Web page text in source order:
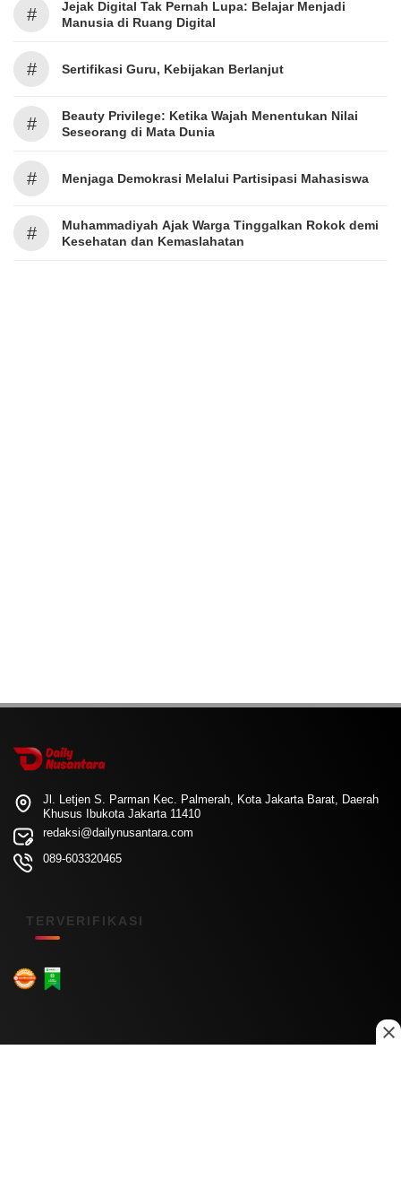
#
Jejak Digital Tak Pernah Lupa: Belajar Menjadi
Manusia di Ruang Digital
# Sertifikasi Guru, Kebijakan Berlanjut
#
Beauty Privilege: Ketika Wajah Menentukan Nilai
Seseorang di Mata Dunia
# Menjaga Demokrasi Melalui Partisipasi Mahasiswa
#
Muhammadiyah Ajak Warga Tinggalkan Rokok demi
Kesehatan dan Kemaslahatan
Jl. Letjen S. Parman Kec. Palmerah, Kota Jakarta Barat, Daerah
Khusus Ibukota Jakarta 11410
redaksi@dailynusantara.com
089-603320465
TERVERIFIKASI